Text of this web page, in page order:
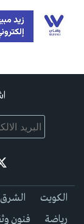
الكويت
رياضة
فنون